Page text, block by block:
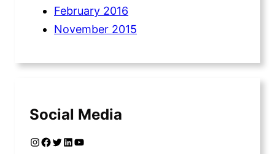
February 2016
November 2015
Social Media
InstagramFacebook Twitter LinkedIn YouTube